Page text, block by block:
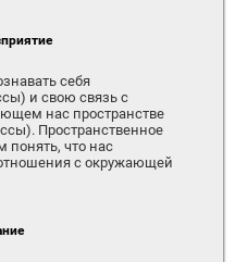
себя
и свою связь с
нас пространстве
Пространственное
понять, что нас
с окружающей